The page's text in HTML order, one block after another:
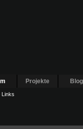
Links
Projekte